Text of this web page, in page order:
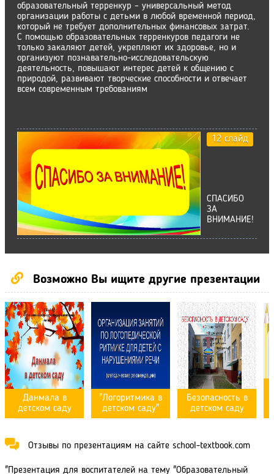
образовательный терренкур – универсальный метод
организации работы с детьми в любой временной период,
который не требует дополнительных финансовых затрат.
С помощью образовательных терренкуров педагоги не
только закаляют детей, укрепляют их здоровье, но и
организуют познавательно-исследовательскую
деятельность, повышают интерес детей к общению с
природой, развивают творческие способности и отвечает
всем современным требованиям
12 слайд
СПАСИБО
ЗА
ВНИМАНИЕ!
Возможно Вы ищите другие презентации
Данмала в
детском саду
"Логоритмика в
детском саду"
Безопасность в
детском саду
Отзывы по презентациям на сайте school-textbook.com
"Презентация для воспитателей на тему "Образовательный